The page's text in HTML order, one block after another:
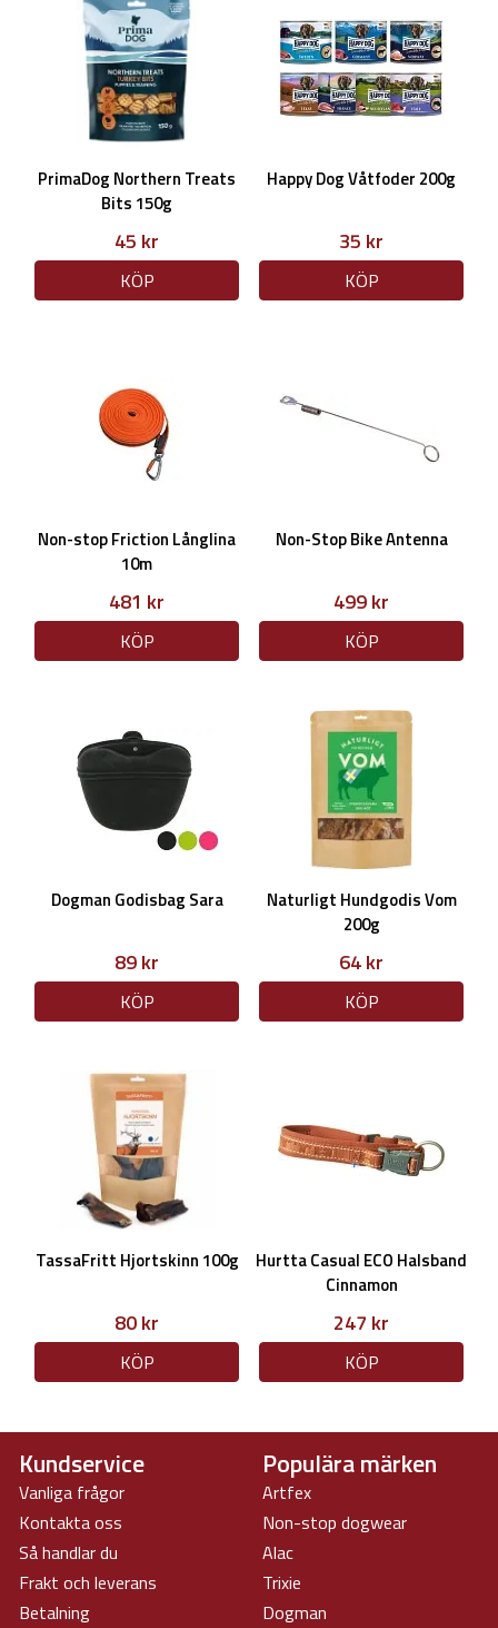
PrimaDog Northern Treats
Bits 150g
45 kr
KÖP
Happy Dog Våtfoder 200g
35 kr
KÖP
Non-stop Friction Långlina
10m
481 kr
KÖP
Non-Stop Bike Antenna
499 kr
KÖP
Dogman Godisbag Sara
89 kr
KÖP
Naturligt Hundgodis Vom
200g
64 kr
KÖP
TassaFritt Hjortskinn 100g
80 kr
KÖP
Hurtta Casual ECO Halsband
Cinnamon
247 kr
KÖP
Kundservice
Vanliga frågor
Kontakta oss
Så handlar du
Frakt och leverans
Betalning
Populära märken
Artfex
Non-stop dogwear
Alac
Trixie
Dogman